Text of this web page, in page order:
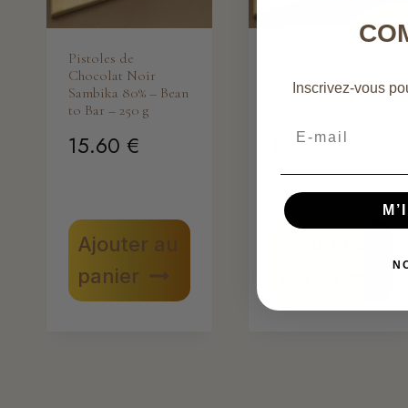
Pistoles de
Chocolat Noir
Sambika 80% – Bean
to Bar – 250 g
15.60 €
Ajouter au
panier
Sambika 70% – Bean
15.60€
Inscrivez-vous